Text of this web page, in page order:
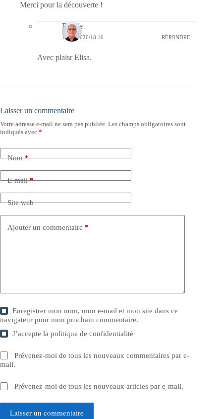
Merci pour la découverte !
Bernie
15/02/2026/18:16 RÉPONDRE
Avec plaisr Elisa.
Laisser un commentaire
Votre adresse e-mail ne sera pas publiée. Les champs obligatoires sont
indiqués avec *
Nom*
E-mail*
Site web
Ajouter un commentaire *
Enregistrer mon nom, mon e-mail et mon site dans ce
navigateur pour mon prochain commentaire.
J’accepte lapolitique de confidentialité
Prévenez-moi de tous les nouveaux commentaires par e-
mail.
Prévenez-moi de tous les nouveaux articles par e-mail.
Laisser un commentaire